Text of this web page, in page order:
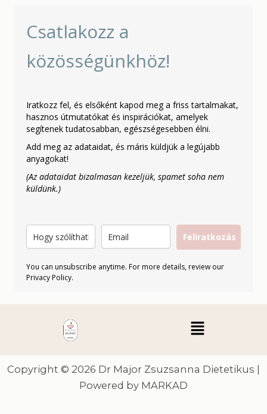
Csatlakozz a
közösségünkhöz!
Iratkozz fel, és elsőként kapod meg a friss tartalmakat,
hasznos útmutatókat és inspirációkat, amelyek
segítenek tudatosabban, egészségesebben élni.
Add meg az adataidat, és máris küldjük a legújabb
anyagokat!
(Az adataidat bizalmasan kezeljük, spamet soha nem
küldünk.)
Feliratkozás
You can unsubscribe anytime. For more details, review our
Privacy Policy.
Menu
Copyright © 2026 Dr Major Zsuzsanna Dietetikus |
Powered by MARKAD